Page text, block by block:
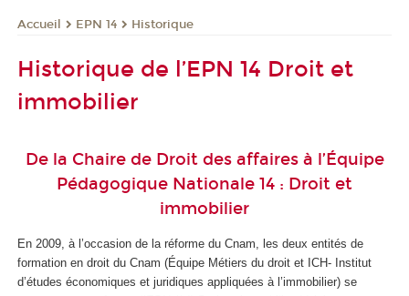
Accueil EPN 14 Historique
Historique de l’EPN 14 Droit et
immobilier
De la Chaire de Droit des affaires à l’Équipe
Pédagogique Nationale 14 : Droit et
immobilier
En 2009, à l’occasion de la réforme du Cnam, les deux entités de
formation en droit du Cnam (Équipe Métiers du droit et ICH- Institut
d’études économiques et juridiques appliquées à l’immobilier) se